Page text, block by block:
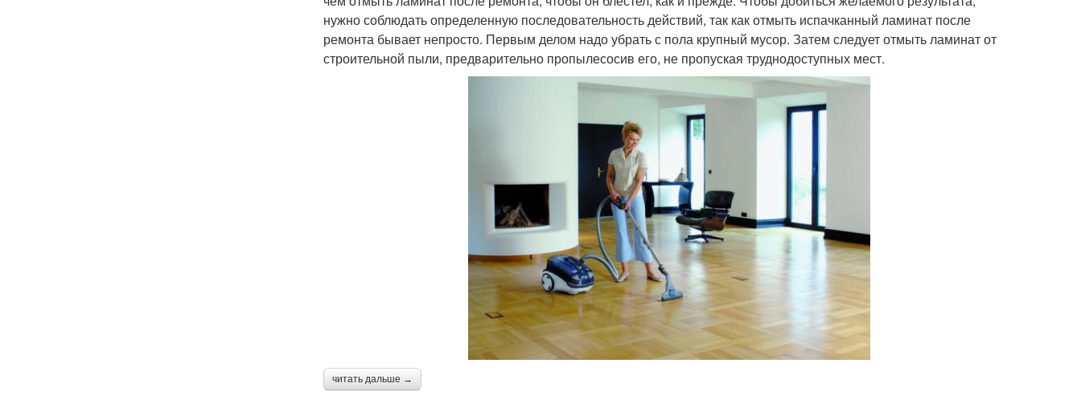
нужно соблюдать определенную последовательность действий, так как отмыть испачканный ламинат после
ремонта бывает непросто. Первым делом надо убрать с пола крупный мусор. Затем следует отмыть ламинат от
строительной пыли, предварительно пропылесосив его, не пропуская труднодоступных мест.
читать дальше →